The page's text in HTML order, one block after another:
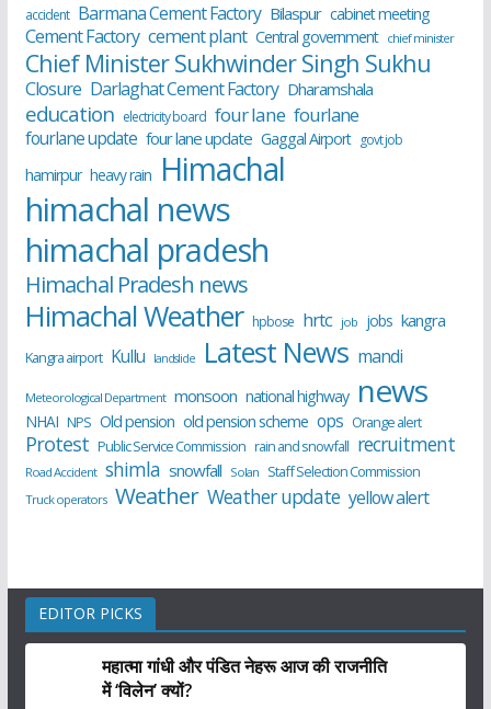
accident Barmana Cement Factory Bilaspur cabinet meeting
Cement Factory cement plant Central government chief minister
Chief Minister Sukhwinder Singh Sukhu
Closure Darlaghat Cement Factory Dharamshala
education electricity board four lane fourlane
fourlane update four lane update Gaggal Airport govt job
hamirpur heavy rain Himachal
himachal news
himachal pradesh
Himachal Pradesh news
Himachal Weather hpbose hrtc job jobs kangra
Kangra airport Kullu landslide Latest News mandi
Meteorological Department monsoon national highway news
NHAI NPS Old pension old pension scheme ops Orange alert
Protest Public Service Commission rain and snowfall recruitment
Road Accident shimla snowfall Solan Staff Selection Commission
Truck operators Weather Weather update yellow alert
EDITOR PICKS
महात्मा गांधी और पंडित नेहरू आज की राजनीति
में ‘विलेन’ क्यों?